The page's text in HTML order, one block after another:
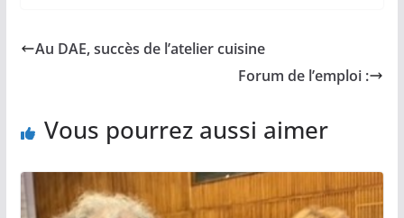
Au DAE, succès de l’atelier cuisine
Forum de l’emploi :
Vous pourrez aussi aimer